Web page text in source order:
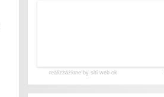
realizzazione by siti web ok